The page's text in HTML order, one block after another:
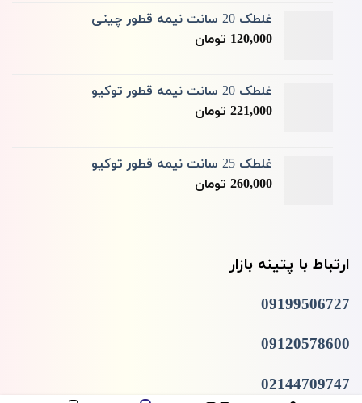
غلطک 20 سانت نیمه قطور چینی
120,000 تومان
غلطک 20 سانت نیمه قطور توکیو
221,000 تومان
غلطک 25 سانت نیمه قطور توکیو
260,000 تومان
ارتباط با پتینه بازار
09199506727
09120578600
02144709747